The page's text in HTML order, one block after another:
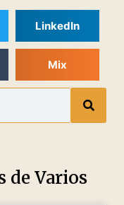
LinkedIn
Mix
deVarios